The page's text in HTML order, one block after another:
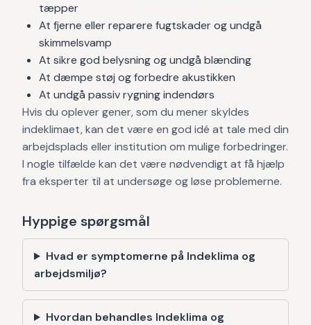
tæpper
At fjerne eller reparere fugtskader og undgå
skimmelsvamp
At sikre god belysning og undgå blænding
At dæmpe støj og forbedre akustikken
At undgå passiv rygning indendørs
Hvis du oplever gener, som du mener skyldes
indeklimaet, kan det være en god idé at tale med din
arbejdsplads eller institution om mulige forbedringer.
I nogle tilfælde kan det være nødvendigt at få hjælp
fra eksperter til at undersøge og løse problemerne.
Hyppige spørgsmål
Hvad er symptomerne på Indeklima og
arbejdsmiljø?
Hvordan behandles Indeklima og